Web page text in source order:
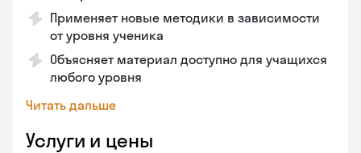
Применяет новые методики в зависимости
от уровня ученика
Объясняет материал доступно для учащихся
любого уровня
Читать дальше
Услуги и цены